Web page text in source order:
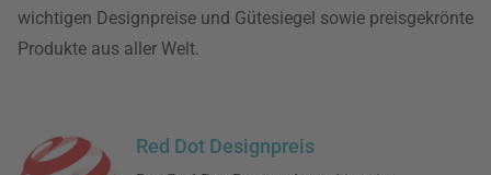
wichtigen Designpreise und Gütesiegel sowie preisgekrönte
Produkte aus aller Welt.
Red Dot Designpreis